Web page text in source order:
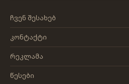
ჩვენ შესახებ
კონტაქტი
რეკლამა
წესები